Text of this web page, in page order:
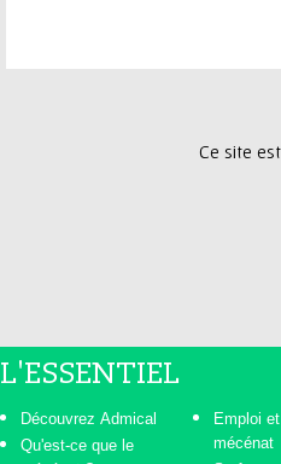
Ce site
L'ESSENTIEL
Découvrez Admical
Qu'est-ce que le
Emploi
mécénat